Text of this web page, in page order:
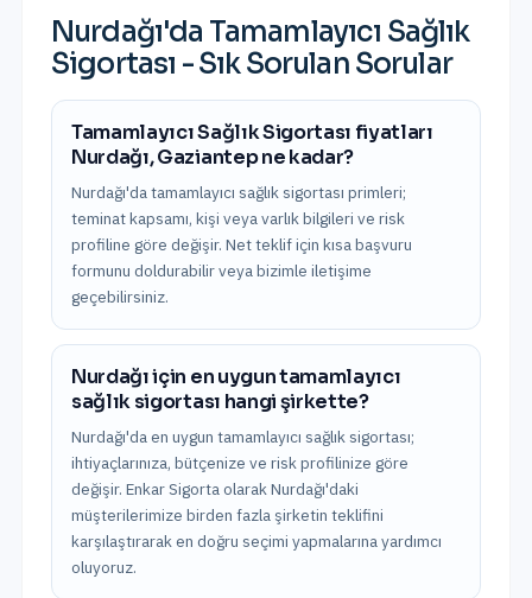
Nurdağı'da Tamamlayıcı Sağlık
Sigortası - Sık Sorulan Sorular
Tamamlayıcı Sağlık Sigortası fiyatları
Nurdağı, Gaziantep ne kadar?
Nurdağı'da tamamlayıcı sağlık sigortası primleri;
teminat kapsamı, kişi veya varlık bilgileri ve risk
profiline göre değişir. Net teklif için kısa başvuru
formunu doldurabilir veya bizimle iletişime
geçebilirsiniz.
Nurdağı için en uygun tamamlayıcı
sağlık sigortası hangi şirkette?
Nurdağı'da en uygun tamamlayıcı sağlık sigortası;
ihtiyaçlarınıza, bütçenize ve risk profilinize göre
değişir. Enkar Sigorta olarak Nurdağı'daki
müşterilerimize birden fazla şirketin teklifini
karşılaştırarak en doğru seçimi yapmalarına yardımcı
oluyoruz.